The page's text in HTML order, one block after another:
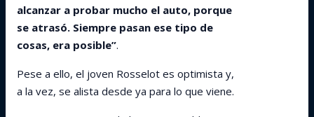
alcanzar a probar mucho el auto, porque
se atrasó. Siempre pasan ese tipo de
cosas, era posible”.
Pese a ello, el joven Rosselot es optimista y,
a la vez, se alista desde ya para lo que viene.